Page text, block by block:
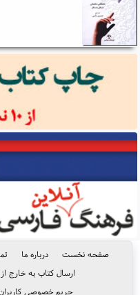
صفحه نخست درباره ما
ارسال کتاب به خارج از
حریم خصوصی